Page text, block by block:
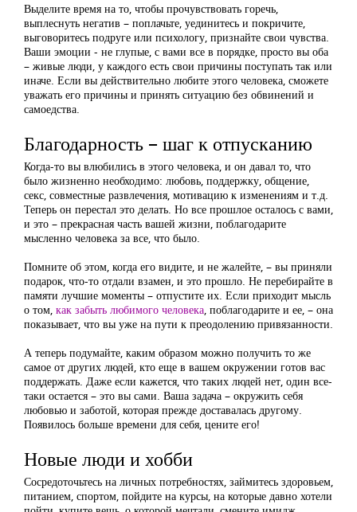
Выделите время на то, чтобы прочувствовать горечь,
выплеснуть негатив – поплачьте, уединитесь и покричите,
выговоритесь подруге или психологу, признайте свои чувства.
Ваши эмоции - не глупые, с вами все в порядке, просто вы оба
– живые люди, у каждого есть свои причины поступать так или
иначе. Если вы действительно любите этого человека, сможете
уважать его причины и принять ситуацию без обвинений и
самоедства.
Благодарность – шаг к отпусканию
Когда-то вы влюбились в этого человека, и он давал то, что
было жизненно необходимо: любовь, поддержку, общение,
секс, совместные развлечения, мотивацию к изменениям и т.д.
Теперь он перестал это делать. Но все прошлое осталось с вами,
и это – прекрасная часть вашей жизни, поблагодарите
мысленно человека за все, что было.
Помните об этом, когда его видите, и не жалейте, – вы приняли
подарок, что-то отдали взамен, и это прошло. Не перебирайте в
памяти лучшие моменты – отпустите их. Если приходит мысль
о том, как забыть любимого человека, поблагодарите и ее, – она
показывает, что вы уже на пути к преодолению привязанности.
А теперь подумайте, каким образом можно получить то же
самое от других людей, кто еще в вашем окружении готов вас
поддержать. Даже если кажется, что таких людей нет, один все-
таки остается – это вы сами. Ваша задача – окружить себя
любовью и заботой, которая прежде доставалась другому.
Появилось больше времени для себя, цените его!
Новые люди и хобби
Сосредоточьтесь на личных потребностях, займитесь здоровьем,
питанием, спортом, пойдите на курсы, на которые давно хотели